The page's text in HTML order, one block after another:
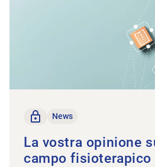
solo per i membri
News
La vostra opinione
campo fisioterapico